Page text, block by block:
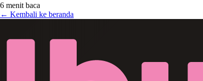
6 menit baca
← Kembali ke beranda